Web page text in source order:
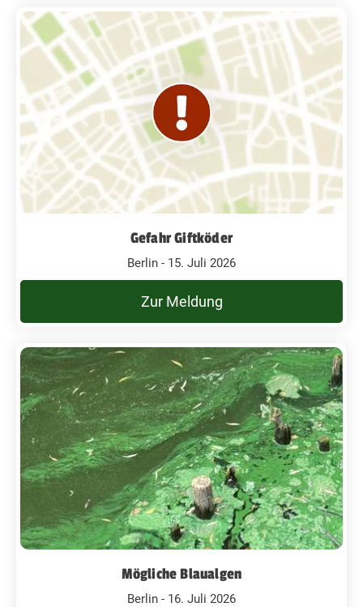
Gefahr Giftköder
Berlin - 15. Juli 2026
Zur Meldung
Mögliche Blaualgen
Berlin - 16. Juli 2026